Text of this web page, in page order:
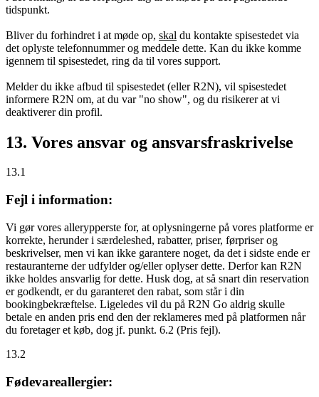
tidspunkt.
Bliver du forhindret i at møde op, skal du kontakte spisestedet via
det oplyste telefonnummer og meddele dette. Kan du ikke komme
igennem til spisestedet, ring da til vores support.
Melder du ikke afbud til spisestedet (eller R2N), vil spisestedet
informere R2N om, at du var "no show", og du risikerer at vi
deaktiverer din profil.
13. Vores ansvar og ansvarsfraskrivelse
13.1
Fejl i information:
Vi gør vores allerypperste for, at oplysningerne på vores platforme er
korrekte, herunder i særdeleshed, rabatter, priser, førpriser og
beskrivelser, men vi kan ikke garantere noget, da det i sidste ende er
restauranterne der udfylder og/eller oplyser dette. Derfor kan R2N
ikke holdes ansvarlig for dette. Husk dog, at så snart din reservation
er godkendt, er du garanteret den rabat, som står i din
bookingbekræftelse. Ligeledes vil du på R2N Go aldrig skulle
betale en anden pris end den der reklameres med på platformen når
du foretager et køb, dog jf. punkt. 6.2 (Pris fejl).
13.2
Fødevareallergier: